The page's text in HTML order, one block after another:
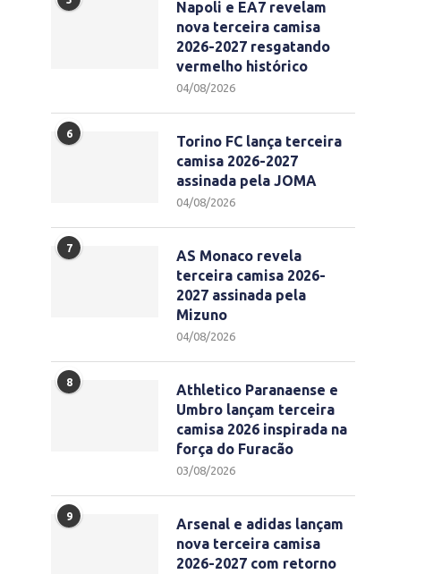
Napoli e EA7 revelam
nova terceira camisa
2026-2027 resgatando
vermelho histórico
04/08/2026
6
Torino FC lança terceira
camisa 2026-2027
assinada pela JOMA
04/08/2026
7
AS Monaco revela
terceira camisa 2026-
2027 assinada pela
Mizuno
04/08/2026
8
Athletico Paranaense e
Umbro lançam terceira
camisa 2026 inspirada na
força do Furacão
03/08/2026
9
Arsenal e adidas lançam
nova terceira camisa
2026-2027 com retorno